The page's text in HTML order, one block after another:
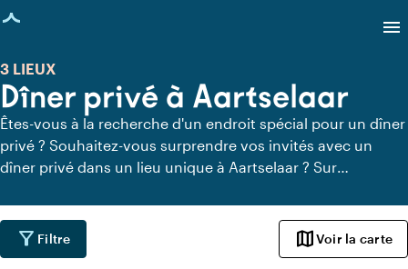
chargée
menu
Dîner privé à Aartselaar
3 LIEUX
Êtes-vous à la recherche d'un endroit spécial pour un dîner
privé ? Souhaitez-vous surprendre vos invités avec un
dîner privé dans un lieu unique à Aartselaar ? Sur
tous les lieux à Aartselaar où vous pouvez dîner en toute
tranquillité. Découvrez tous les lieux de restauration privée
pour un délicieux dîner privé.
filter_alt Filtre mapVoir la carte